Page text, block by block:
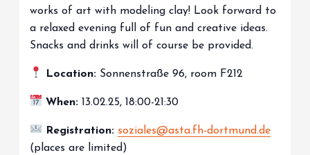
works of art with modeling clay! Look forward to
a relaxed evening full of fun and creative ideas.
Snacks and drinks will of course be provided.
Location: Sonnenstraße 96, room F212
When: 13.02.25, 18:00-21:30
Registration: soziales@asta.fh-dortmund.de
(places are limited)